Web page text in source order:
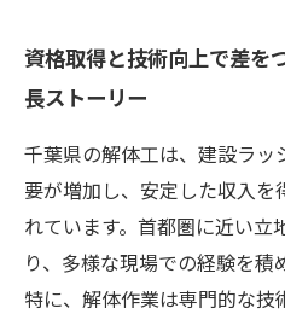
資格取得と技術向上で差を
長ストーリー
千葉県の解体工は、建設ラ
要が増加し、安定した収入
れています。首都圏に近い立
り、多様な現場での経験を積
特に、解体作業は専門的な技